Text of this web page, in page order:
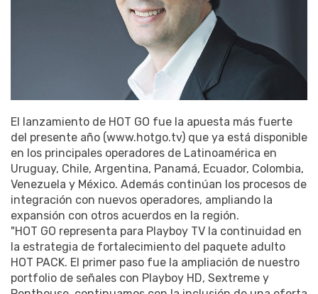
El lanzamiento de HOT GO fue la apuesta más fuerte
del presente año (www.hotgo.tv) que ya está disponible
en los principales operadores de Latinoamérica en
Uruguay, Chile, Argentina, Panamá, Ecuador, Colombia,
Venezuela y México. Además continúan los procesos de
integración con nuevos operadores, ampliando la
expansión con otros acuerdos en la región.
"HOT GO representa para Playboy TV la continuidad en
la estrategia de fortalecimiento del paquete adulto
HOT PACK. El primer paso fue la ampliación de nuestro
portfolio de señales con Playboy HD, Sextreme y